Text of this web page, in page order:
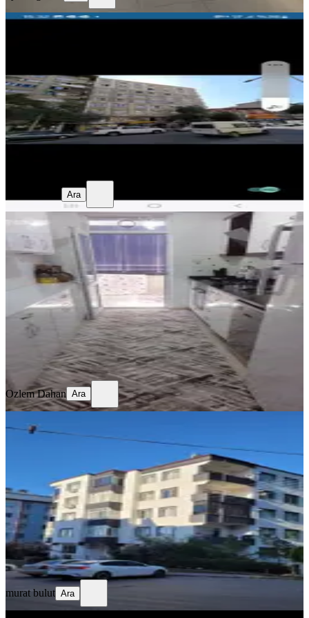
EŞYALI
1+1·45 m²·4. Kat 17.07.2026
1.899.000 ₺
Sinan Özcan
Ara
SİTE İÇİ
Abdülhamid Han Mah.satılık Daire
Gaziantep, Şahinbey
2+1 · 120 m²· ·16.07.2026
2.800.000 ₺
Ozlem Dahan Ara
%2
Gaziantep, Şahinbey
3+1·130 m²·1. Kat· 10.07.2026
2.800.000 ₺2.850.000 ₺
murat bulut
Ara
murat bulut Ara